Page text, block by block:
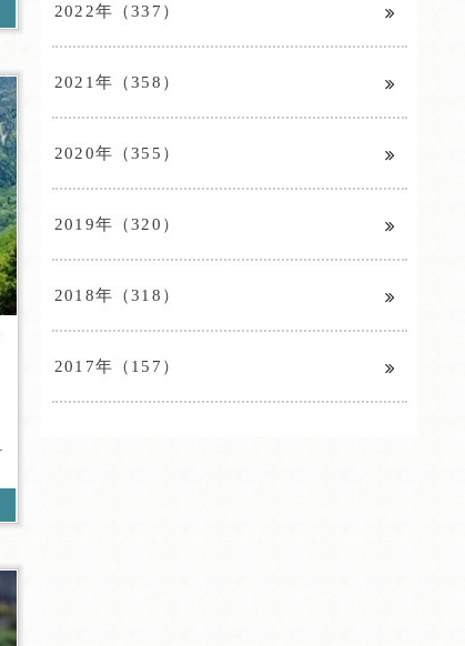
2022年（337）
2021年（358）
2020年（355）
2019年（320）
2018年（318）
2017年（157）